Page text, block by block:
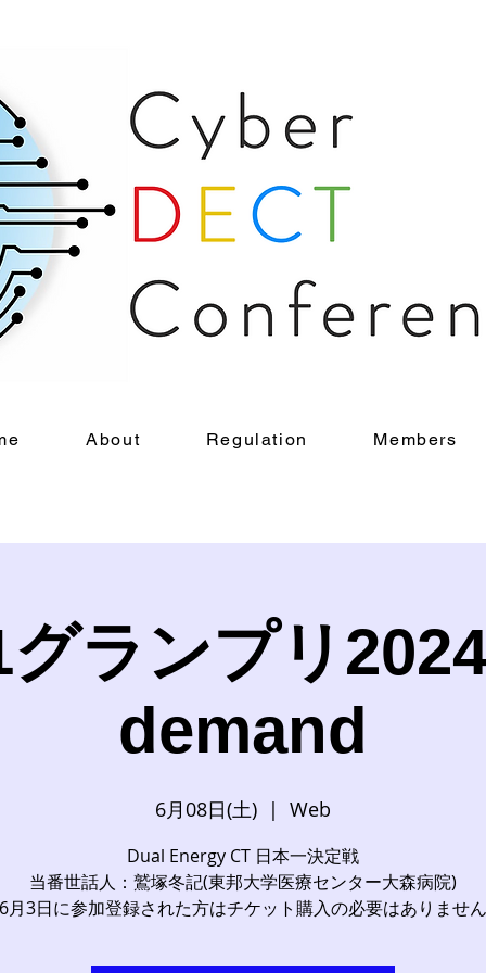
About Regulation Members
ランプリ
demand
6月08日(土)
  |
Web
Dual Energy CT 日本一決定戦
当番世話人：鷲塚冬記(東邦大学医療センター大森病院)